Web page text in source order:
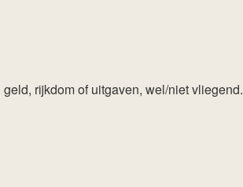
rijkdom of uitgaven, wel/niet vliegend.